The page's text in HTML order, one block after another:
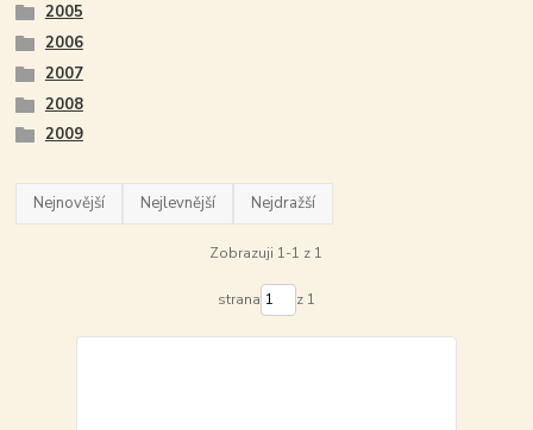
2005
2006
2007
2008
2009
Nejnovější Nejlevnější Nejdražší
Zobrazuji 1-1 z 1
strana z 1